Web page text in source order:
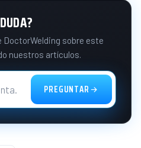
sobre este
nuestros artículos.
PREGUNTAR